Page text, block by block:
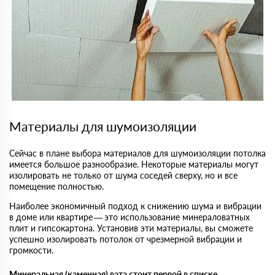
Материалы для шумоизоляции
Сейчас в плане выбора материалов для шумоизоляции потолка
имеется большое разнообразие. Некоторые материалы могут
изолировать не только от шума соседей сверху, но и все
помещение полностью.
Наиболее экономичный подход к снижению шума и вибрации
в доме или квартире — это использование минераловатных
плит и гипсокартона. Установив эти материалы, вы сможете
успешно изолировать потолок от чрезмерной вибрации и
громкости.